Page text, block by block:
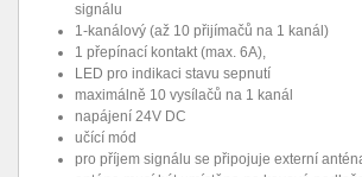
signálu
1-kanálový (až 10 přijímačů na 1 kanál)
1 přepínací kontakt (max. 6A),
LED pro indikaci stavu sepnutí
maximálně 10 vysílačů na 1 kanál
napájení 24V DC
učící mód
pro příjem signálu se připojuje externí